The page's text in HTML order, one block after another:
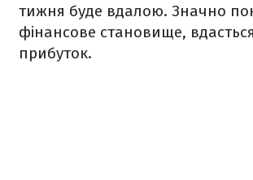
тижня буде вдалою. Значно
фінансове становище,
прибуток.